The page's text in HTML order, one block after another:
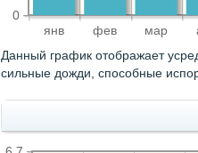
янв фев мар
0
Данный график отображает
сильные дожди, способные